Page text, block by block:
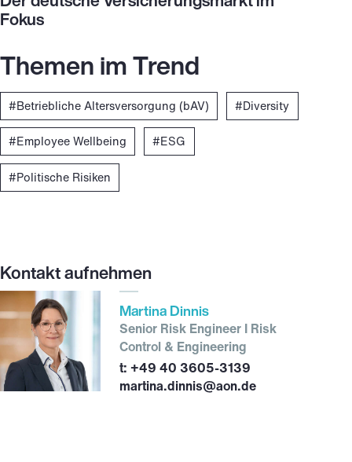
Fokus
Themen im Trend
Betriebliche Altersversorgung (bAV) Diversity
Employee Wellbeing ESG
Politische Risiken
Kontakt aufnehmen
Martina Dinnis
Senior Risk Engineer I Risk
Control & Engineering
+49 40 3605-3139
martina.dinnis@aon.de